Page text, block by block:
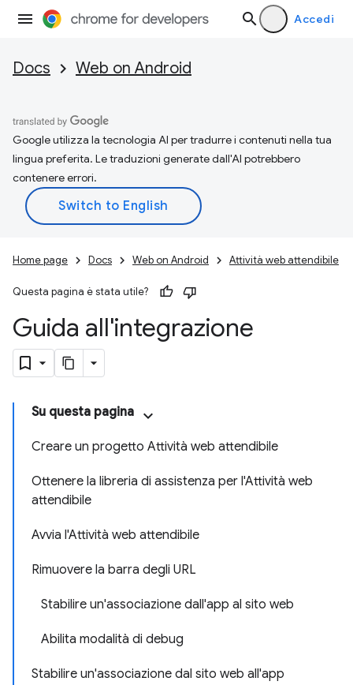
Accedi
Docs Web on Android
Google utilizza la tecnologia AI per tradurre i contenuti nella tua
lingua preferita. Le traduzioni generate dall'AI potrebbero
contenere errori.
Home page Docs Web on Android Attività web attendibile
Questa pagina è stata utile?
Guida all'integrazione
Su questa pagina
Creare un progetto Attività web attendibile
Ottenere la libreria di assistenza per l'Attività web
attendibile
Avvia l'Attività web attendibile
Rimuovere la barra degli URL
Stabilire un'associazione dall'app al sito web
Abilita modalità di debug
Stabilire un'associazione dal sito web all'app